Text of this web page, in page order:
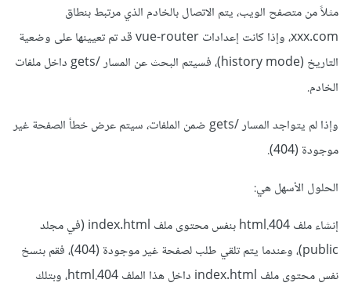
مثلاً من متصفح الويب، يتم الاتصال بالخادم الذي مرتبط بنطاق
xxx.com، وإذا كانت إعدادات vue-router قد تم تعيينها على وضعية
التاريخ (history mode)، فسيتم البحث عن المسار /gets داخل ملفات
الخادم.
وإذا لم يتواجد المسار /gets ضمن الملفات، سيتم عرض خطأ الصفحة غير
موجودة (404).
الحلول الأسهل هي:
إنشاء ملف 404.html بنفس محتوى ملف index.html (في مجلد
public)، وعندما يتم تلقي طلب لصفحة غير موجودة (404)، فقم بنسخ
نفس محتوى ملف index.html داخل هذا الملف 404.html، وبتلك